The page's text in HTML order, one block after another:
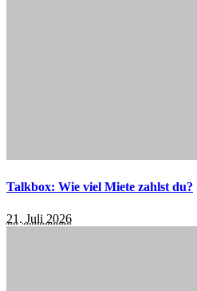
Talkbox: Wie viel Miete zahlst du?
21. Juli 2026